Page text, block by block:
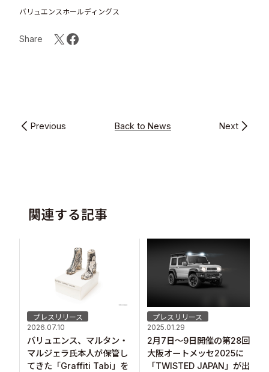
バリュエンスホールディングス
Share
Previous Back to News Next
関連する記事
プレスリリース
2026.07.10
バリュエンス、マルタン・
マルジェラ氏本人が保管し
てきた「Graffiti Tabi」を
プレスリリース
2025.01.29
2月7日～9日開催の第28回
大阪オートメッセ2025に
「TWISTED JAPAN」が出